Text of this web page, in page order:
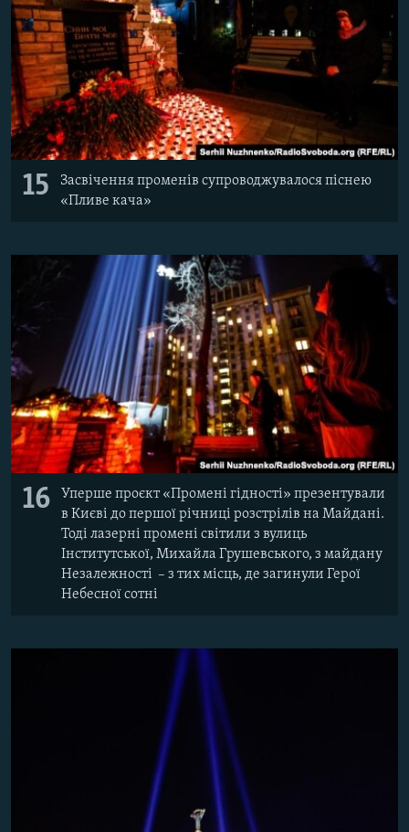
15
Засвічення променів супроводжувалося піснею
«Пливе кача»
16
Уперше проєкт «Промені гідності» презентували
в Києві до першої річниці розстрілів на Майдані.
Тоді лазерні промені світили з вулиць
Інститутської, Михайла Грушевського, з майдану
Незалежності – з тих місць, де загинули Герої
Небесної сотні